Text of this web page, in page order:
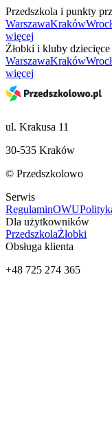
Przedszkola i punkty
WarszawaKraków
więcej
Żłobki i kluby
WarszawaKraków
więcej
ul. Krakusa 11
30-535 Kraków
© Przedszkolowo
Serwis
RegulaminOWU
Dla użytkowników
PrzedszkolaŻłobki
Obsługa klienta
+48 725 274 365